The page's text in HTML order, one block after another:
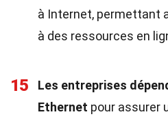
à Internet, permettant
à des ressources en
15
Les entreprises
Ethernet pour assurer